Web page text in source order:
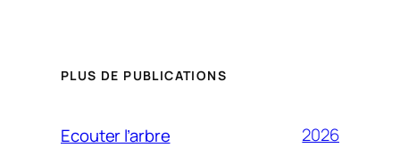
PLUS DE PUBLICATIONS
Ecouter l’arbre 2026